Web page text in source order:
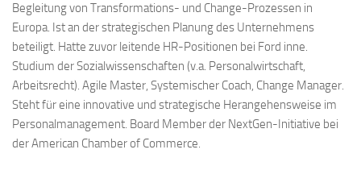
Begleitung von Transformations- und Change-Prozessen in
Europa. Ist an der strategischen Planung des Unternehmens
beteiligt. Hatte zuvor leitende HR-Positionen bei Ford inne.
Studium der Sozialwissenschaften (v.a. Personalwirtschaft,
Arbeitsrecht). Agile Master, Systemischer Coach, Change Manager.
Steht für eine innovative und strategische Herangehensweise im
Personalmanagement. Board Member der NextGen-Initiative bei
der American Chamber of Commerce.